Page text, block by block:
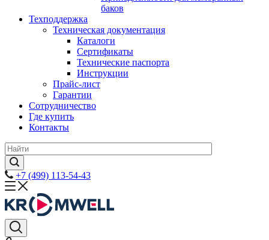
баков
Техподдержка
Техническая документация
Каталоги
Сертификаты
Технические паспорта
Инструкции
Прайс-лист
Гарантии
Сотрудничество
Где купить
Контакты
+7 (499) 113-54-43